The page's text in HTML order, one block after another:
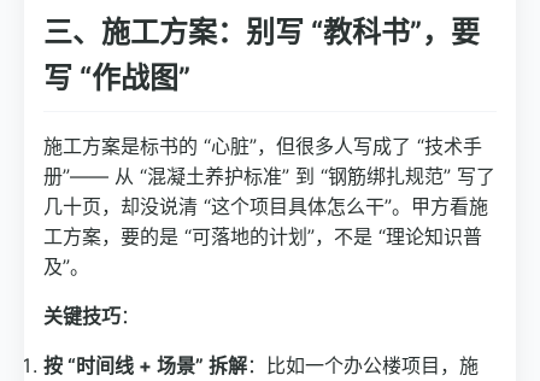
三、施工方案：别写 “教科书”，要
写 “作战图”
施工方案是标书的 “心脏”，但很多人写成了 “技术手
册”—— 从 “混凝土养护标准” 到 “钢筋绑扎规范” 写了
几十页，却没说清 “这个项目具体怎么干”。甲方看施
工方案，要的是 “可落地的计划”，不是 “理论知识普
及”。
关键技巧：
按 “时间线 + 场景” 拆解：比如一个办公楼项目，施